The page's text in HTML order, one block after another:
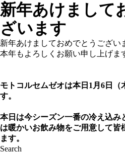
新年あけまして
ざいます
新年あけましておめでとうござい
本年もよろしくお願い申し上げま
モトコルセムゼオは本日1月6日（
す。
本日は今シーズン一番の冷え込み
は暖かいお飲み物をご用意して皆
ます。
Search